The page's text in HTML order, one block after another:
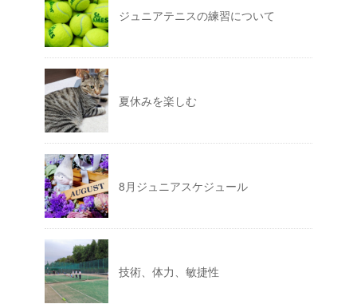
ジュニアテニスの練習について
夏休みを楽しむ
8月ジュニアスケジュール
技術、体力、敏捷性